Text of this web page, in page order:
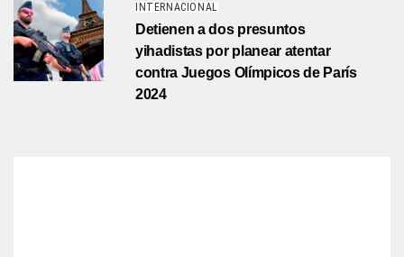
INTERNACIONAL
Detienen a dos presuntos
yihadistas por planear atentar
contra Juegos Olímpicos de París
2024